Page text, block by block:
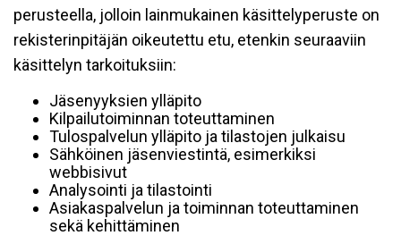
perusteella, jolloin lainmukainen käsittelyperuste on
rekisterinpitäjän oikeutettu etu, etenkin seuraaviin
käsittelyn tarkoituksiin:
Jäsenyyksien ylläpito
Kilpailutoiminnan toteuttaminen
Tulospalvelun ylläpito ja tilastojen julkaisu
Sähköinen jäsenviestintä, esimerkiksi
webbisivut
Analysointi ja tilastointi
Asiakaspalvelun ja toiminnan toteuttaminen
sekä kehittäminen